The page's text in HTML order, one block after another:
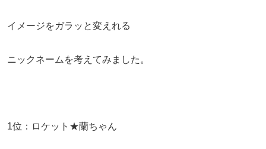
イメージをガラッと変えれる
ニックネームを考えてみました。
1位：ロケット★蘭ちゃん